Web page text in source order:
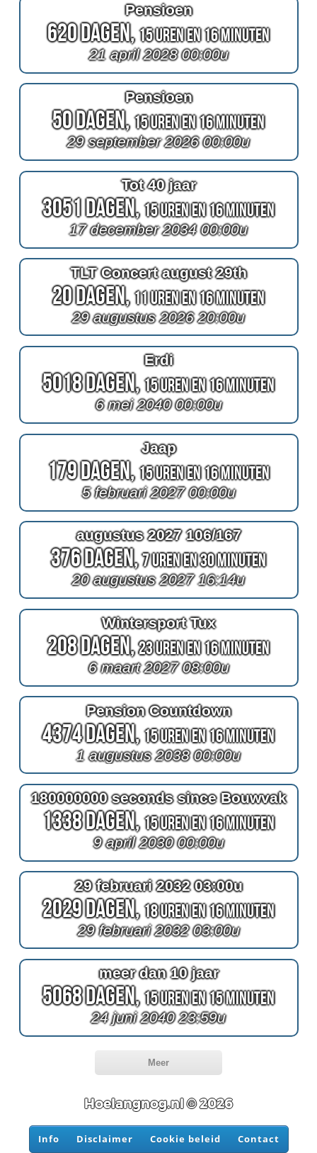
Pensioen
620 Dagen,15 Uren en 16 Minuten
21 april 2028 00:00u
Pensioen
50 Dagen,15 Uren en 16 Minuten
29 september 2026 00:00u
Tot 40 jaar
3051 Dagen,15 Uren en 16 Minuten
17 december 2034 00:00u
TLT Concert august 29th
20 Dagen,11 Uren en 16 Minuten
29 augustus 2026 20:00u
Erdi
5018 Dagen,15 Uren en 16 Minuten
6 mei 2040 00:00u
Jaap
179 Dagen,15 Uren en 16 Minuten
5 februari 2027 00:00u
augustus 2027 106/167
376 Dagen,7 Uren en 30 Minuten
20 augustus 2027 16:14u
Wintersport Tux
208 Dagen,23 Uren en 16 Minuten
6 maart 2027 08:00u
Pension Countdown
4374 Dagen,15 Uren en 16 Minuten
1 augustus 2038 00:00u
180000000 seconds since Bouwvak
1338 Dagen,15 Uren en 16 Minuten
9 april 2030 00:00u
29 februari 2032 03:00u
2029 Dagen,18 Uren en 16 Minuten
29 februari 2032 03:00u
meer dan 10 jaar
5068 Dagen,15 Uren en 15 Minuten
24 juni 2040 23:59u
Meer
Hoelangnog.nl © 2026
Info Disclaimer Cookie beleid Contact